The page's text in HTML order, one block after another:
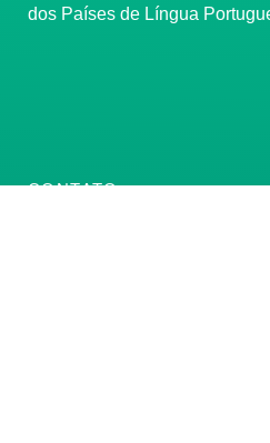
dos Países de Língua
CONTATO